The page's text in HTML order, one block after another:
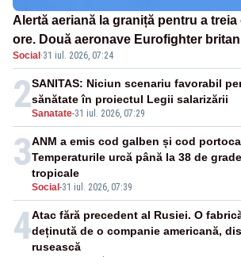
Alertă aeriană la graniță pentru a treia
ore. Două aeronave Eurofighter
ridicate de la sol
Social ·31 iul. 2026, 07:24
2Sanatate-31 iul. 2026, 07:29
SANITAS: Niciun scenariu favorabil
sănătate în proiectul Legii salarizării
3
Social -31 iul. 2026, 07:39
ANM a emis cod galben și cod
Temperaturile urcă până la 38 de
tropicale
4Atac fără precedent al Rusiei. O
deținută de o companie americană,
rusească